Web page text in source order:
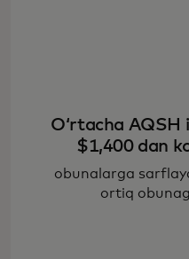
O‘rtacha
$1,400 dan
obunalarga
ortiq